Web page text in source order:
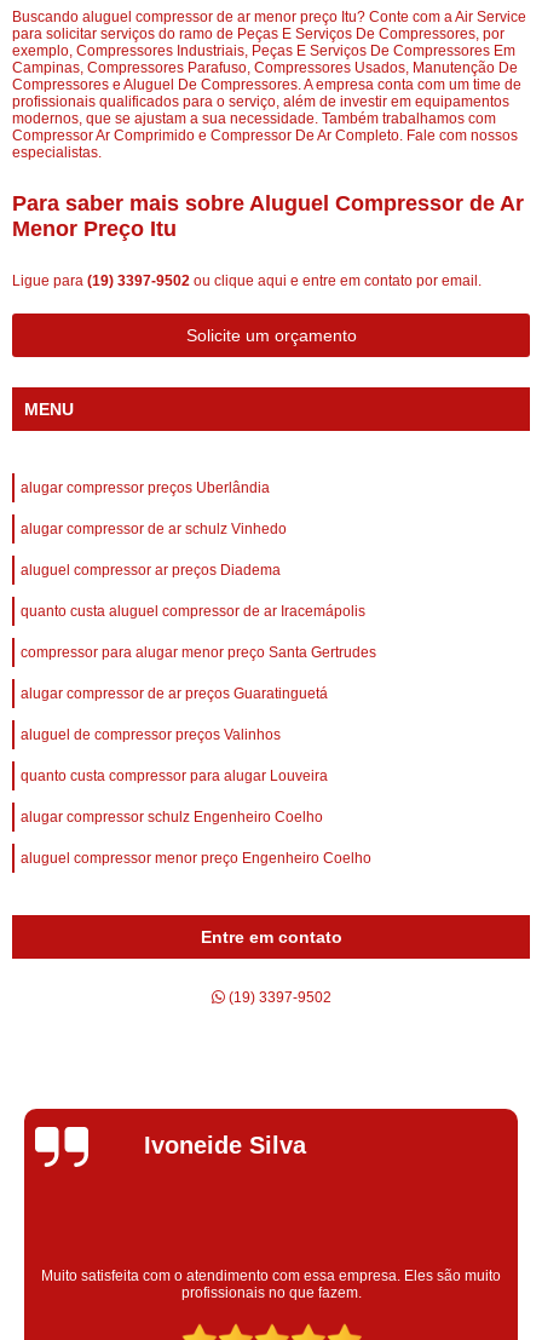
Buscando aluguel compressor de ar menor preço Itu? Conte com a Air Service
para solicitar serviços do ramo de Peças E Serviços De Compressores, por
exemplo, Compressores Industriais, Peças E Serviços De Compressores Em
Campinas, Compressores Parafuso, Compressores Usados, Manutenção De
Compressores e Aluguel De Compressores. A empresa conta com um time de
profissionais qualificados para o serviço, além de investir em equipamentos
modernos, que se ajustam a sua necessidade. Também trabalhamos com
Compressor Ar Comprimido e Compressor De Ar Completo. Fale com nossos
especialistas.
Para saber mais sobre Aluguel Compressor de Ar
Menor Preço Itu
Ligue para (19) 3397-9502 ou clique aqui e entre em contato por email.
Solicite um orçamento
MENU
alugar compressor preços Uberlândia
alugar compressor de ar schulz Vinhedo
aluguel compressor ar preços Diadema
quanto custa aluguel compressor de ar Iracemápolis
compressor para alugar menor preço Santa Gertrudes
alugar compressor de ar preços Guaratinguetá
aluguel de compressor preços Valinhos
quanto custa compressor para alugar Louveira
alugar compressor schulz Engenheiro Coelho
aluguel compressor menor preço Engenheiro Coelho
Entre em contato
(19) 3397-9502
Silvana Alves
Super satisfeita com o serviço prestado, atendimento muito bom!
colaoradores educado e transparente, destaque para o colaborador
Claudinei excelente profissional!